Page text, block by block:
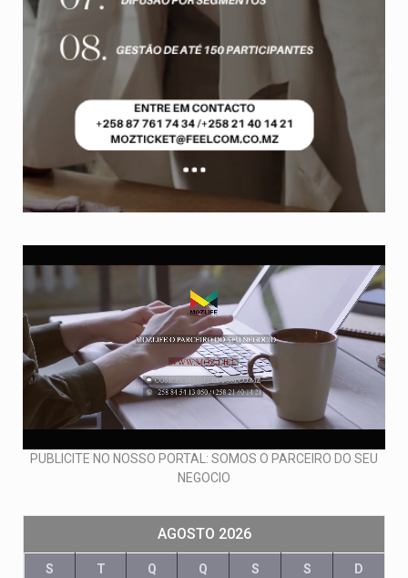
PUBLICITE NO NOSSO PORTAL: SOMOS O PARCEIRO DO SEU
NEGOCIO
AGOSTO 2026
S T Q Q S S D